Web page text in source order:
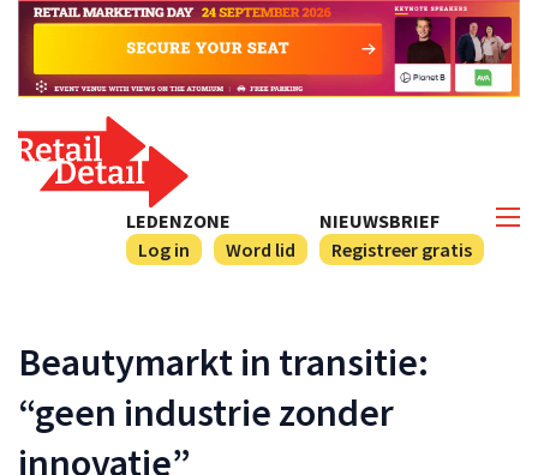
NIEUWSBRIEF
Registreer gratis
LEDENZONE
Log in
Word lid
Beautymarkt in transitie:
“geen industrie zonder
innovatie”